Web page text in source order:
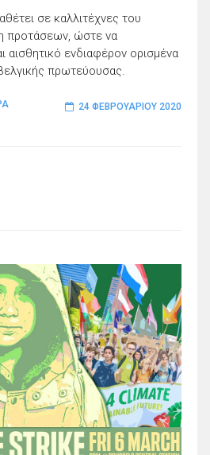
σε καλλιτέχνες του
προτάσεων, ώστε να
ενδιαφέρον ορισμένα
πρωτεύουσας.
24 ΦΕΒΡΟΥΑΡΊΟΥ 2020